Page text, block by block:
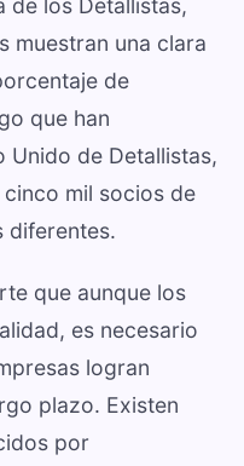
de los Detallistas,
muestran una clara
de
que han
Unido de Detallistas,
mil socios de
diferentes.
que aunque los
es necesario
logran
plazo. Existen
por